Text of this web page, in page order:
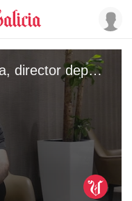
Entrevista a Aitor Karanka, director deportivo de la Federación Española de Fútbol